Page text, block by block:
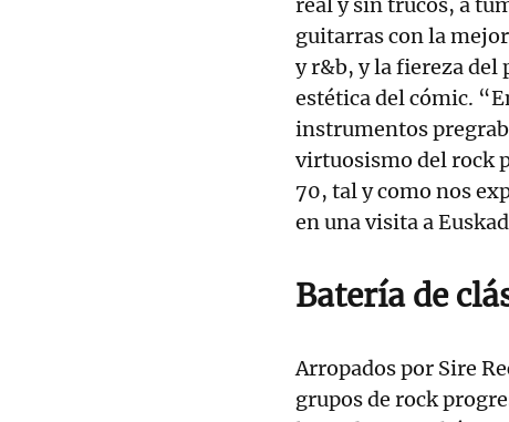
guitarras con la
y r&b, y la fiereza del
estética del cómic.
instrumentos
virtuosismo del rock
70, tal y como nos
en una visita a
Batería de
Arropados por Sire
grupos de rock